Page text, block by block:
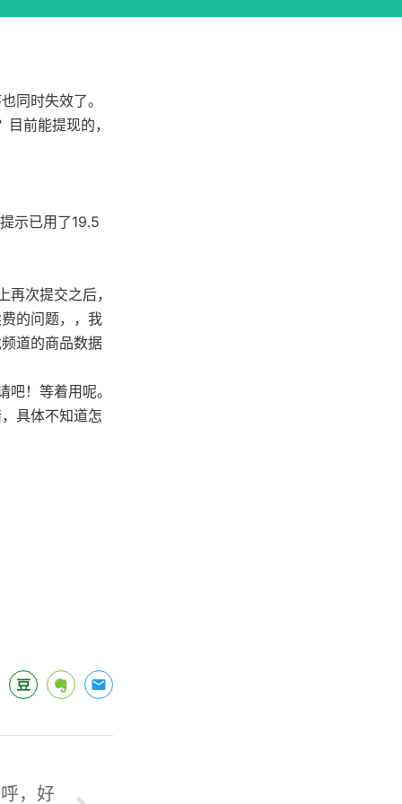
同时失效了。
前能提现的，
示已用了19.5
次提交之后，
的问题，，我
道的商品数据
！等着用呢。
具体不知道怎
，好